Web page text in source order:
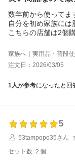
数年前から使ってま
自分を初め家族に
こちらの店舗は2個
それは数年前からで
てます。これからも
こちらの店舗さんが
家族へ｜実用品・普段
注文日：2026/03/05
1人が参考になったと回
5
53tampopo35さん
セット数:２個